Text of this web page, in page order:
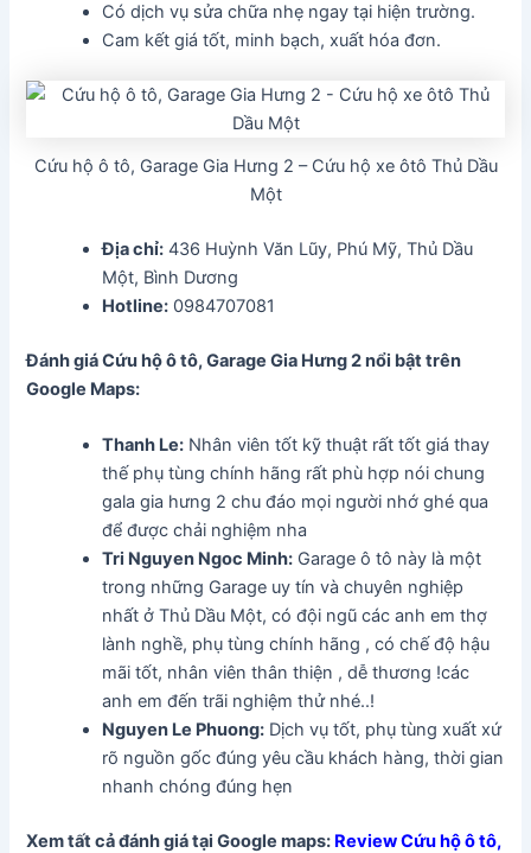
Có dịch vụ sửa chữa nhẹ ngay tại hiện trường.
Cam kết giá tốt, minh bạch, xuất hóa đơn.
Cứu hộ ô tô, Garage Gia Hưng 2 – Cứu hộ xe ôtô Thủ Dầu
Một
Địa chỉ: 436 Huỳnh Văn Lũy, Phú Mỹ, Thủ Dầu
Một, Bình Dương
Hotline: 0984707081
Đánh giá Cứu hộ ô tô, Garage Gia Hưng 2 nổi bật trên
Google Maps:
Thanh Le: Nhân viên tốt kỹ thuật rất tốt giá thay
thế phụ tùng chính hãng rất phù hợp nói chung
gala gia hưng 2 chu đáo mọi người nhớ ghé qua
để được chải nghiệm nha
Tri Nguyen Ngoc Minh: Garage ô tô này là một
trong những Garage uy tín và chuyên nghiệp
nhất ở Thủ Dầu Một, có đội ngũ các anh em thợ
lành nghề, phụ tùng chính hãng , có chế độ hậu
mãi tốt, nhân viên thân thiện , dễ thương !các
anh em đến trãi nghiệm thử nhé..!
Nguyen Le Phuong: Dịch vụ tốt, phụ tùng xuất xứ
rõ nguồn gốc đúng yêu cầu khách hàng, thời gian
nhanh chóng đúng hẹn
Xem tất cả đánh giá tại Google maps: Review Cứu hộ ô tô,